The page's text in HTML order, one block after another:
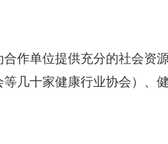
单位提供充分的社会资
几十家健康行业协会）、